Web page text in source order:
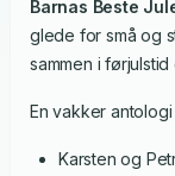
Barnas Beste
glede for små og
sammen i førjulstid
En vakker
Karsten og